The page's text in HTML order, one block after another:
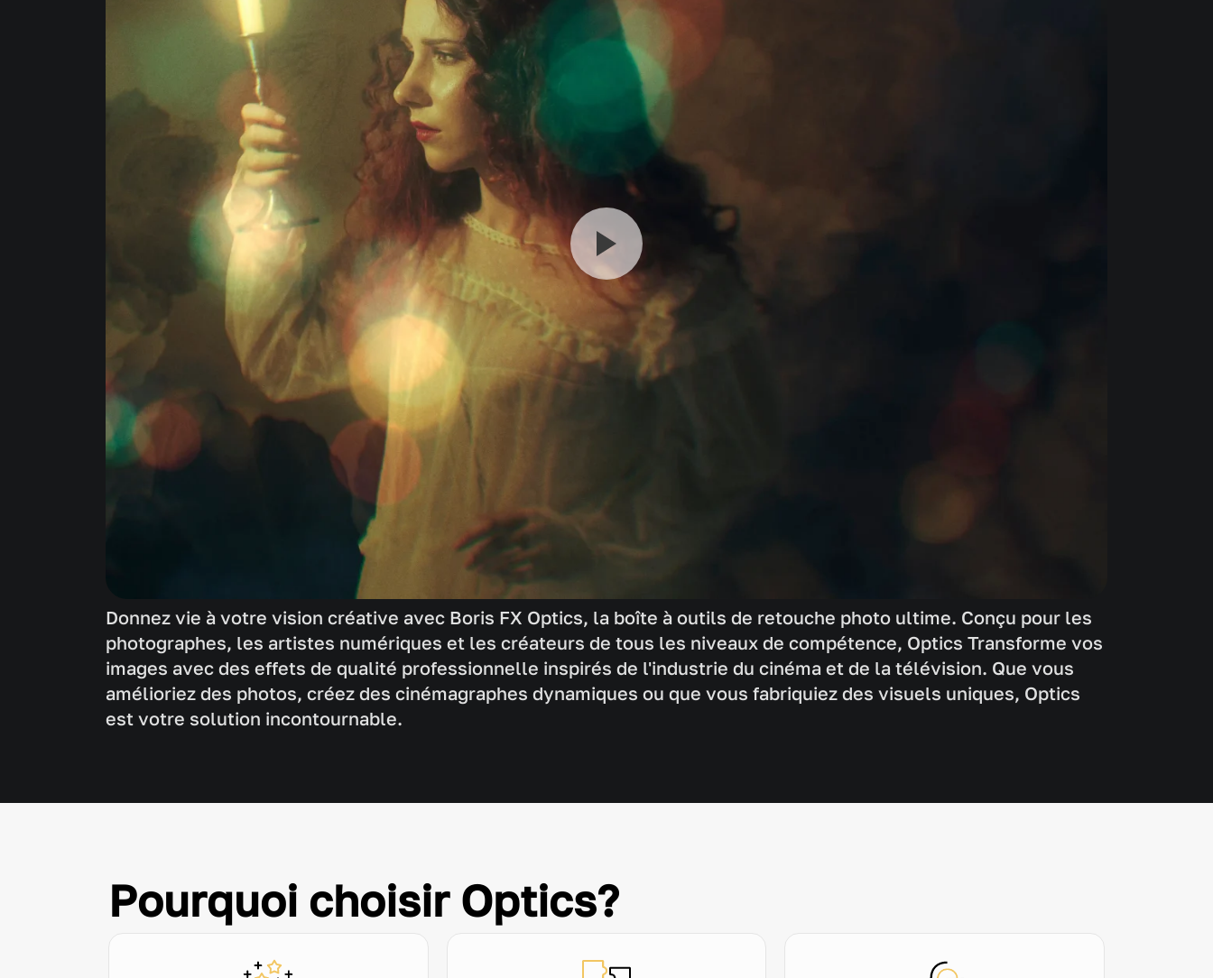
Donnez vie à votre vision créative avec Boris FX Optics, la boîte à outils de retouche photo ultime. Conçu pour les
photographes, les artistes numériques et les créateurs de tous les niveaux de compétence, Optics Transforme vos
images avec des effets de qualité professionnelle inspirés de l'industrie du cinéma et de la télévision. Que vous
amélioriez des photos, créez des cinémagraphes dynamiques ou que vous fabriquiez des visuels uniques, Optics
est votre solution incontournable.
Pourquoi choisir Optics?